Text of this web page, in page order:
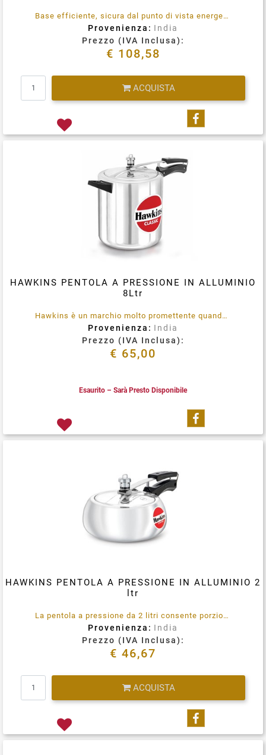
Base efficiente, sicura dal punto di vista energetico, ha un sistema di regolazione della pressione, è una pentola a pressione versatile che puoi usarlo su piani cottura elettrici, gas domestici, fornelli alogeni, piani cottura in ceramica e a induzione.
Provenienza: India
Prezzo (IVA Inclusa):
€ 108,58
ACQUISTA
Condividi su
HAWKINS PENTOLA A PRESSIONE IN ALLUMINIO
8Ltr
Hawkins è un marchio molto promettente quando si tratta delle sue classiche pentole a pressione. E' prodotto utilizzando materiali di qualità garantita e tecniche avanzate, che li rendono conformi allo standard.
Provenienza: India
Prezzo (IVA Inclusa):
€ 65,00
Esaurito – Sarà Presto Disponibile
Condividi su
HAWKINS PENTOLA A PRESSIONE IN ALLUMINIO 2
ltr
La pentola a pressione da 2 litri consente porzioni abbondanti per due persone, può essere utilizzata per tutti i tipi di cucine e ricette, indiane, europee, cinesi e nordamericane.
Provenienza: India
Prezzo (IVA Inclusa):
€ 46,67
ACQUISTA
Condividi su